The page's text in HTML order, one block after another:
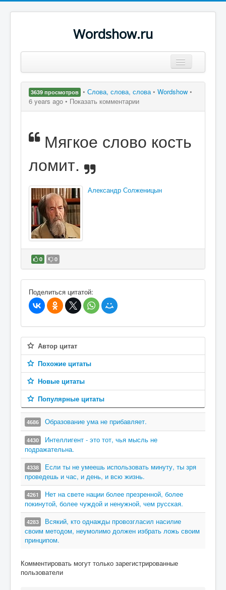
Wordshow.ru
Популярные цитаты
Поиск
3639 просмотров • Слова, слова, слова• Wordshow •
6 years ago • Показать комментарии
Мягкое слово кость
ломит.
Александр Солженицын
0 0
В избранное
Поделиться цитатой:
Автор цитат
Похожие цитаты
Новые цитаты
Популярные цитаты
4686 Образование ума не прибавляет.
4430
Интеллигент - это тот, чья мысль не
подражательна.
4338
Если ты не умеешь использовать минуту, ты зря
проведешь и час, и день, и всю жизнь.
4261
Нет на свете нации более презренной, более
покинутой, более чуждой и ненужной, чем русская.
4283
Всякий, кто однажды провозгласил насилие
своим методом, неумолимо должен избрать ложь своим
принципом.
Комментировать могут только зарегистрированные
пользователи